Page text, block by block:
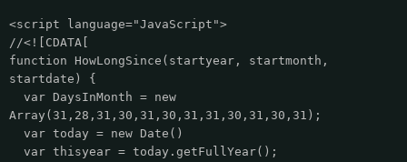
<script language="JavaScript">
//<![CDATA[
function HowLongSince(startyear, startmonth,
startdate) {
var DaysInMonth = new
Array(31,28,31,30,31,30,31,31,30,31,30,31);
var today = new Date()
var thisyear = today.getFullYear();